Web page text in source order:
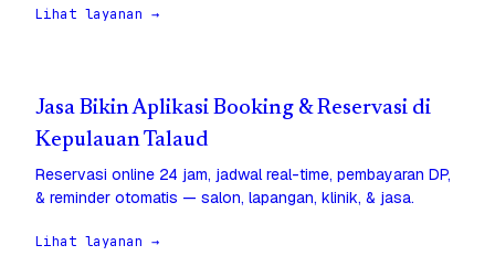
Lihat layanan →
Jasa Bikin Aplikasi Booking & Reservasi di
Kepulauan Talaud
Reservasi online 24 jam, jadwal real-time, pembayaran DP,
& reminder otomatis — salon, lapangan, klinik, & jasa.
Lihat layanan →